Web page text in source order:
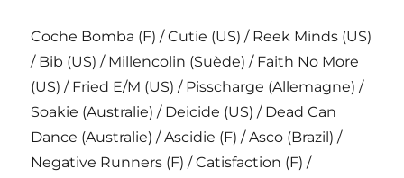
Coche Bomba (F) / Cutie (US) / Reek Minds (US)
/ Bib (US) / Millencolin (Suède) / Faith No More
(US) / Fried E/M (US) / Pisscharge (Allemagne) /
Soakie (Australie) / Deicide (US) / Dead Can
Dance (Australie) / Ascidie (F) / Asco (Brazil) /
Negative Runners (F) / Catisfaction (F) /